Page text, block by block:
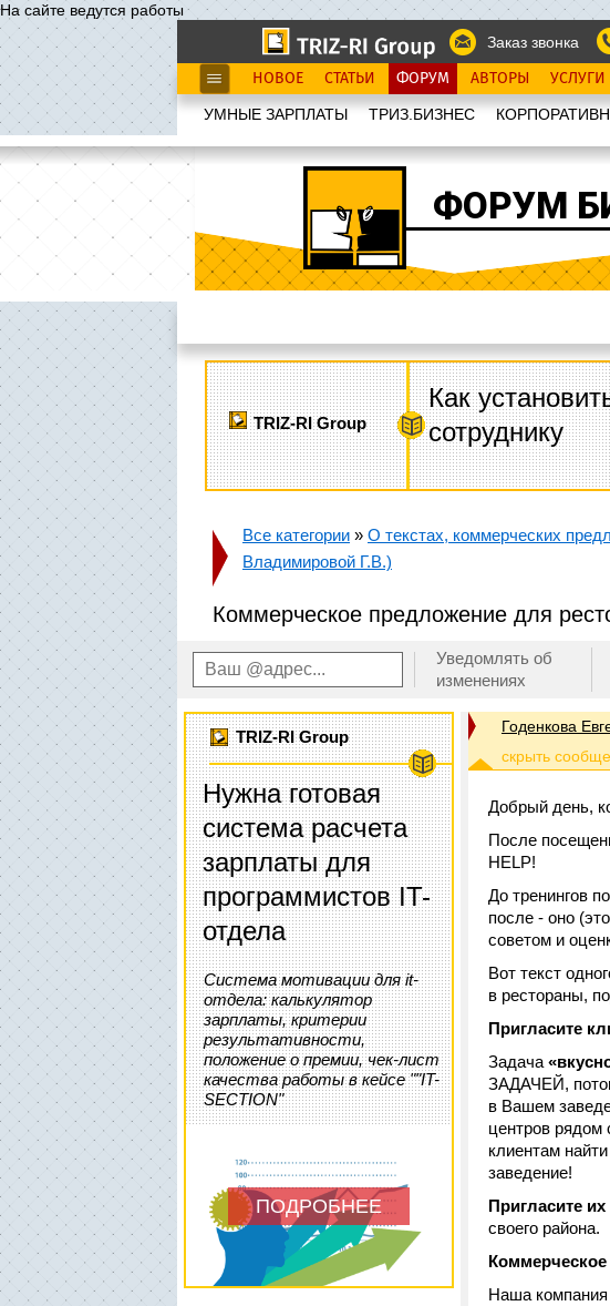
На сайте ведутся работы
Заказ звонка
НОВОЕ СТАТЬИ ФОРУМ АВТОРЫ УСЛУГИ
УМНЫЕ ЗАРПЛАТЫ ТРИЗ.БИЗНЕС
ФОРУМ
TRIZ-RI Group
Как
сотруднику
Все категории » О текстах, коммерческих
Владимировой Г.В.)
Коммерческое предложение для
Уведомлять об
изменениях
TRIZ-RI Group
Нужна готовая
система расчета
зарплаты для
программистов IT-
отдела
Система мотивации для it-
отдела: калькулятор
зарплаты, критерии
результативности,
положение о премии, чек-лист
качества работы в кейсе ""IT-
SECTION"
ПОДРОБНЕЕ
Годенкова
Добрый день,
После
HELP!
До тренингов
после - оно
советом и
Вот текст
в рестораны,
Пригласите
Задача
ЗАДАЧЕЙ,
в Вашем
центров
клиентам
заведение!
Пригласите
своего района.
Наша компания